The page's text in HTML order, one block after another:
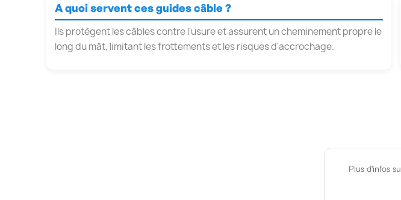
A quoi servent ces guides câble ?
Ils protègent les câbles contre l'usure et assurent un cheminement propre le
long du mât, limitant les frottements et les risques d'accrochage.
Plus d'infos